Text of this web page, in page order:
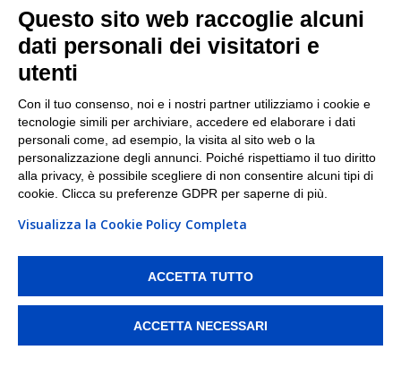
Facebook
Linkedin
I nostri punti di ritiro e spedizione pacchi nelle
maggiori città italiane
Torino|Milano|Roma|Bologna|Firenze| Genova
Napoli|Varese
PI/CF/N°Iscr.: 10821360012 | REA: RM 1494760 | Cap.Soc.: 50.000€ |
Whistleblowing|Privacy |Preferenze Cookies
ritirare i tuoi acquisti online e spedire i tuoi pacchi.
Questo sito web raccoglie alcuni
dati personali dei visitatori e
utenti
Con il tuo consenso, noi e i nostri partner utilizziamo i cookie e
tecnologie simili per archiviare, accedere ed elaborare i dati
personali come, ad esempio, la visita al sito web o la
personalizzazione degli annunci. Poiché rispettiamo il tuo diritto
alla privacy, è possibile scegliere di non consentire alcuni tipi di
cookie. Clicca su preferenze GDPR per saperne di più.
Visualizza la Cookie Policy Completa
ACCETTA TUTTO
ACCETTA NECESSARI